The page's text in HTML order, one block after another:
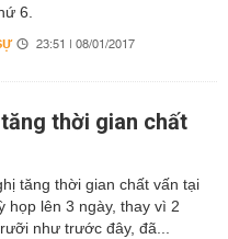
6.
23:51 | 08/01/2017
thời gian chất
tăng thời gian chất vấn tại
họp lên 3 ngày, thay vì 2
như trước đây, đã...